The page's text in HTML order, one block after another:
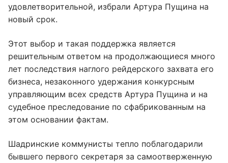
удовлетворительной, избрали Артура Пущина на
новый срок.
Этот выбор и такая поддержка является
решительным ответом на продолжающиеся много
лет последствия наглого рейдерского захвата его
бизнеса, незаконного удержания конкурсным
управляющим всех средств Артура Пущина и на
судебное преследование по сфабрикованным на
этом основании фактам.
Шадринские коммунисты тепло поблагодарили
бывшего первого секретаря за самоотверженную